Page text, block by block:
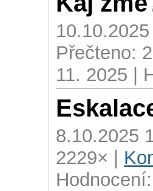
Přečteno:
11. 2025 |
8.10.2025
2229× |